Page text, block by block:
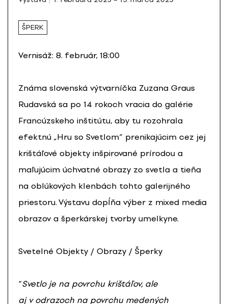
ŠPERK
Vernisáž: 8. február, 18:00
Známa slovenská výtvarníčka Zuzana Graus
Rudavská sa po 14 rokoch vracia do galérie
Francúzskeho inštitútu, aby tu rozohrala
efektnú „Hru so Svetlom“ prenikajúcim cez jej
krištáľové objekty inšpirované prírodou a
maľujúcim úchvatné obrazy zo svetla a tieňa
na oblúkových klenbách tohto galerijného
priestoru. Výstavu dopĺňa výber z mixed media
obrazov a šperkárskej tvorby umelkyne.
Svetelné Objekty / Obrazy / Šperky
“Svetlo je na povrchu krištáľov, ale
aj v odrazoch na povrchu medených